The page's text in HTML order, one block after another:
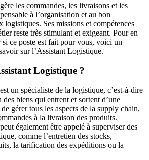
les commandes, les livraisons et les
à l’organisation et au bon
Ses missions et compétences
reste très stimulant et exigeant. Pour en
ce poste est fait pour vous, voici un
sur l’Assistant Logistique.
Logistique ?
un spécialiste de la logistique, c’est-à-dire
biens qui entrent et sortent d’une
gérer tous les aspects de la supply chain,
à la livraison des produits.
également être appelé à superviser des
comme l’entretien des stocks,
la tarification des expéditions ou la